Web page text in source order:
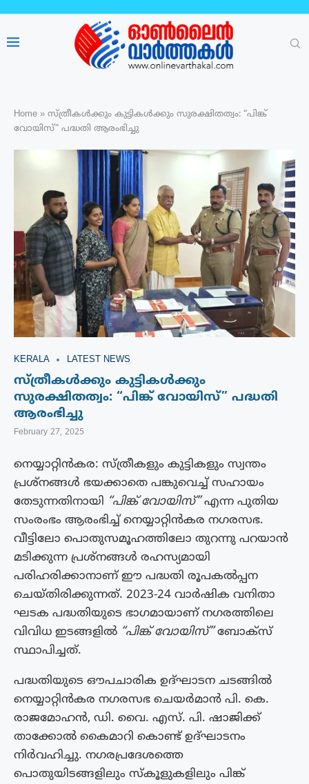
Home » സ്ത്രീകൾക്കും കുട്ടികൾക്കും സുരക്ഷിതത്വം: “പിങ്ക്
വോയിസ്” പദ്ധതി ആരംഭിച്ചു
KERALA LATEST NEWS
സ്ത്രീകൾക്കും കുട്ടികൾക്കും
സുരക്ഷിതത്വം: “പിങ്ക് വോയിസ്” പദ്ധതി
ആരംഭിച്ചു
February 27, 2025
നെയ്യാറ്റിൻകര: സ്ത്രീകളും കുട്ടികളും സ്വന്തം
പ്രശ്നങ്ങൾ ഭയക്കാതെ പങ്കുവെച്ച് സഹായം
തേടുന്നതിനായി “പിങ്ക് വോയിസ്”എന്ന പുതിയ
സംരംഭം ആരംഭിച്ച് നെയ്യാറ്റിൻകര നഗരസഭ.
വീട്ടിലോ പൊതുസമൂഹത്തിലോ തുറന്നു പറയാൻ
മടിക്കുന്ന പ്രശ്നങ്ങൾ രഹസ്യമായി
പരിഹരിക്കാനാണ് ഈ പദ്ധതി രൂപകൽപ്പന
ചെയ്തിരിക്കുന്നത്. 2023-24 വാർഷിക വനിതാ
ഘടക പദ്ധതിയുടെ ഭാഗമായാണ് നഗരത്തിലെ
വിവിധ ഇടങ്ങളിൽ “പിങ്ക് വോയിസ്”ബോക്‌സ്
സ്ഥാപിച്ചത്.
പദ്ധതിയുടെ ഔപചാരിക ഉദ്ഘാടന ചടങ്ങിൽ
നെയ്യാറ്റിൻകര നഗരസഭ ചെയർമാൻ പി. കെ.
രാജമോഹൻ, ഡി. വൈ. എസ്. പി. ഷാജിക്ക്
താക്കോൽ കൈമാറി കൊണ്ട് ഉദ്ഘാടനം
നിർവഹിച്ചു. നഗരപ്രദേശത്തെ
പൊതുയിടങ്ങളിലും സ്‌കൂളുകളിലും പിങ്ക്